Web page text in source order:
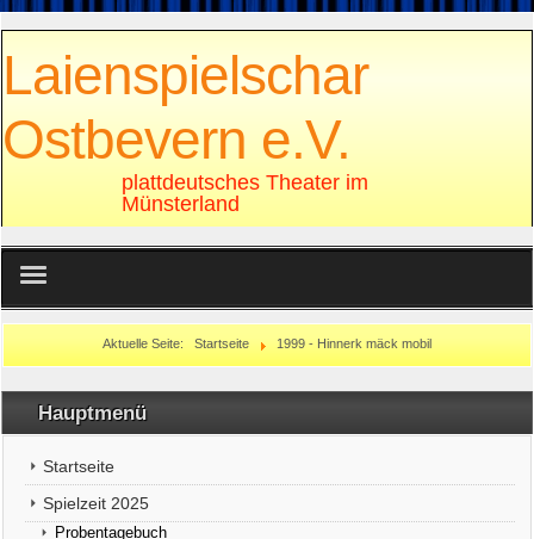
Laienspielschar
Ostbevern e.V.
plattdeutsches Theater im
Münsterland
Sonstiges
Rechtliches
Aktuelle Seite: Startseite 1999 - Hinnerk mäck mobil
Hauptmenü
Startseite
Spielzeit 2025
Probentagebuch